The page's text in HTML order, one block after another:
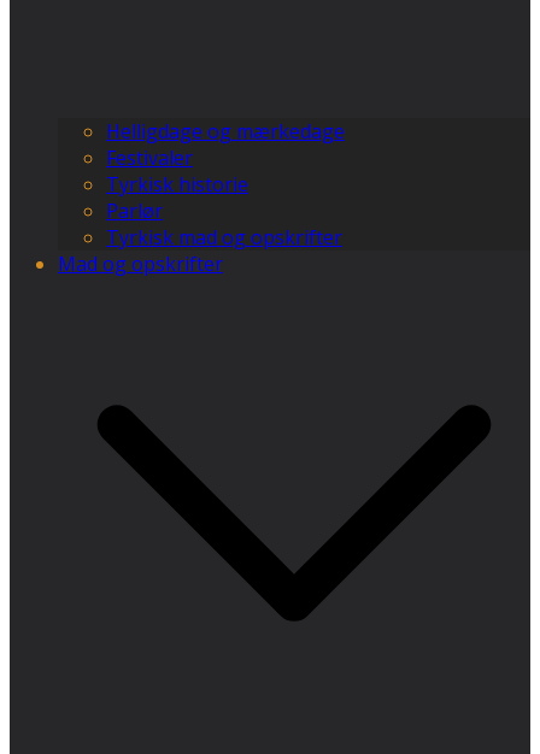
Helligdage og mærkedage
Festivaler
Tyrkisk historie
Parlør
Tyrkisk mad og opskrifter
Mad og opskrifter